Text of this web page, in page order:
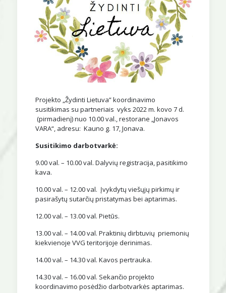
Projekto „Žydinti Lietuva” koordinavimo
susitikimas su partneriais vyks 2022 m. kovo 7 d.
(pirmadienį) nuo 10.00 val., restorane „Jonavos
VARA“, adresu: Kauno g. 17, Jonava.
Susitikimo darbotvarkė:
9.00 val. – 10.00 val. Dalyvių registracija, pasitikimo
kava.
10.00 val. – 12.00 val. Įvykdytų viešųjų pirkimų ir
pasirašytų sutarčių pristatymas bei aptarimas.
12.00 val. – 13.00 val. Pietūs.
13.00 val. – 14.00 val. Praktinių dirbtuvių priemonių
kiekvienoje VVG teritorijoje derinimas.
14.00 val. – 14.30 val. Kavos pertrauka.
14.30 val. – 16.00 val. Sekančio projekto
koordinavimo posėdžio darbotvarkės aptarimas.